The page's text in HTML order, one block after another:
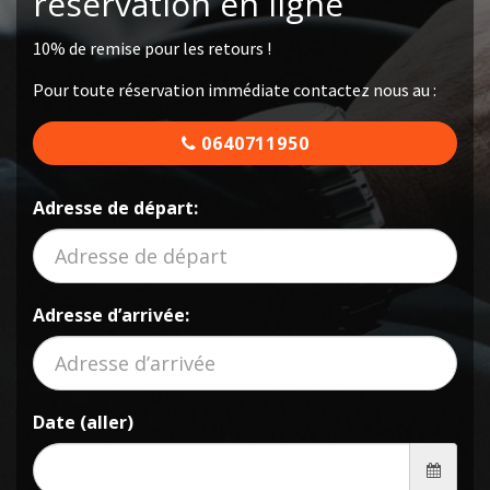
10% de remise pour les retours !
Pour toute réservation immédiate contactez nous au :
0640711950
Adresse de départ:
Adresse d’arrivée:
Date (aller)